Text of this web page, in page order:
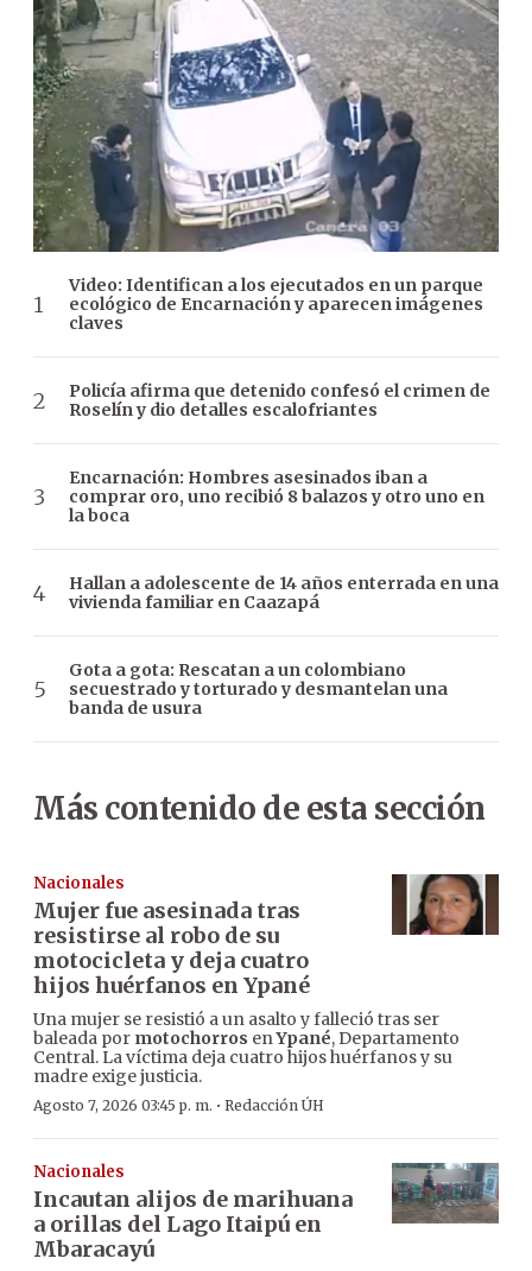
Video: Identifican a los ejecutados en un parque
ecológico de Encarnación y aparecen imágenes
claves
Policía afirma que detenido confesó el crimen de
Roselín y dio detalles escalofriantes
Encarnación: Hombres asesinados iban a
comprar oro, uno recibió 8 balazos y otro uno en
la boca
Hallan a adolescente de 14 años enterrada en una
vivienda familiar en Caazapá
Gota a gota: Rescatan a un colombiano
secuestrado y torturado y desmantelan una
banda de usura
Más contenido de esta sección
Nacionales
Mujer fue asesinada tras
resistirse al robo de su
motocicleta y deja cuatro
hijos huérfanos en Ypané
Una mujer se resistió a un asalto y falleció tras ser
baleada por motochorros enYpané, Departamento
Central. La víctima deja cuatro hijos huérfanos y su
madre exige justicia.
Agosto 7, 2026 03:45 p. m. · Redacción ÚH
Nacionales
Incautan alijos de marihuana
a orillas del Lago Itaipú en
Mbaracayú